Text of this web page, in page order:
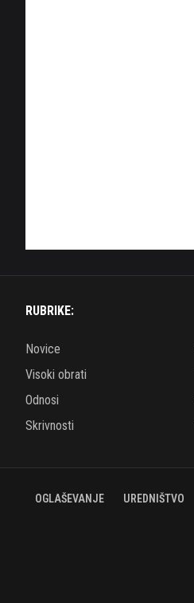
RUBRIKE:
Novice
Visoki obrati
Odnosi
Skrivnosti
OGLAŠEVANJE UREDNIŠTVO